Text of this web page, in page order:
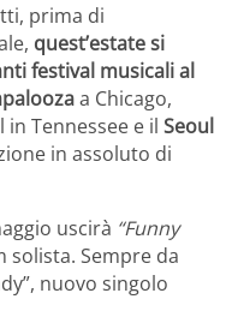
prima di
quest’estate si
festival musicali al
a Chicago,
in Tennessee e il Seoul
in assoluto di
uscirà “Funny
solista. Sempre da
nuovo singolo